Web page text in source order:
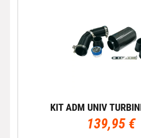
KIT ADM UNIV
139,95 €